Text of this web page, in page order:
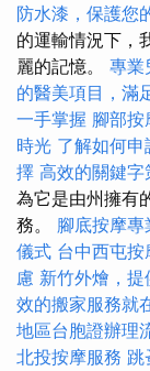
防水漆，保護您
的運輸情況下，
麗的記憶。 專業
的醫美項目，滿
一手掌握 腳部按
時光 了解如何申
擇 高效的關鍵字
為它是由州擁有
務。 腳底按摩專
儀式 台中西屯按
慮 新竹外燴，
效的搬家服務就
地區台胞證辦理
北投按摩服務 跳